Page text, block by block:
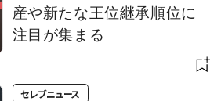
産や新たな王位継承順位に
注目が集まる
セレブニュース